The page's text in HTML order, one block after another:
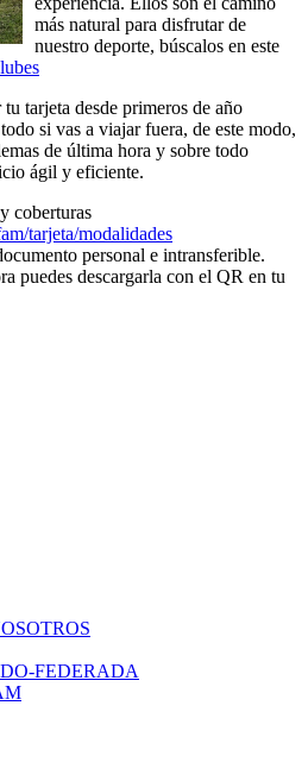
más natural para disfrutar de
nuestro deporte, búscalos en este
tarjeta desde primeros de año
si vas a viajar fuera, de este modo,
de última hora y sobre todo
ágil y eficiente.
coberturas
tarjeta/modalidades
personal e intransferible.
puedes descargarla con el QR en tu
FEDERADA